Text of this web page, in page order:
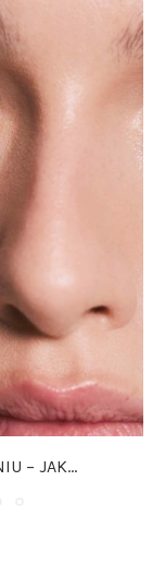
– JAK...